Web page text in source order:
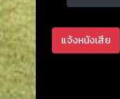
แจ้งหนังเสีย